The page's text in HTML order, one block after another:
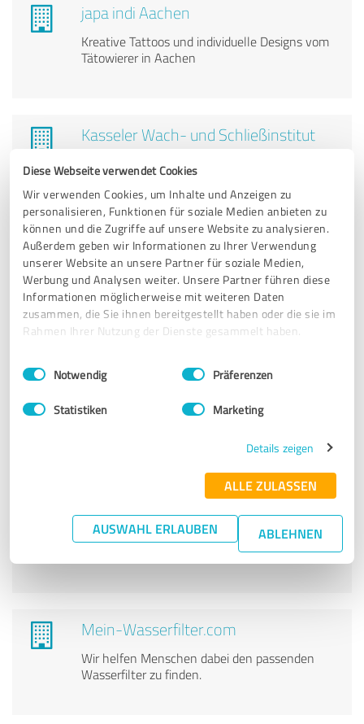
Diese Webseite verwendet Cookies
Wir verwenden Cookies, um Inhalte und Anzeigen zu
personalisieren, Funktionen für soziale Medien anbieten zu
können und die Zugriffe auf unsere Website zu analysieren.
Außerdem geben wir Informationen zu Ihrer Verwendung
unserer Website an unsere Partner für soziale Medien,
Werbung und Analysen weiter. Unsere Partner führen diese
Informationen möglicherweise mit weiteren Daten
zusammen, die Sie ihnen bereitgestellt haben oder die sie im
Rahmen Ihrer Nutzung der Dienste gesammelt haben.
Impressum Datenschutzbestimmungen
Einwilligungsauswahl
Notwendig Präferenzen
Statistiken Marketing
Details zeigen
ALLE ZULASSEN
AUSWAHL ERLAUBEN ABLEHNEN
japa indi Aachen
Kreative Tattoos und individuelle Designs vom
Tätowierer in Aachen
Kasseler Wach- und Schließinstitut
Sicherheitsdienstleistungen, Beratung und
Service vor Ort
KBA Dithmarschen GmbH & Co. KG
KBA Dithmarschen – Ihr Partner für
Entsorgung, Recycling und Umweltschutz
KVR Remscheid, Metallverwertung,
Containerdienst, Schrottankauf
Materialankauf und Containerstellung für
Mein-Wasserfilter.com
Wir helfen Menschen dabei den passenden
Wasserfilter zu finden.